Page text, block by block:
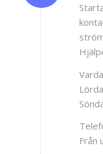
Från